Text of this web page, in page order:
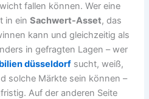
fallen können. Wer eine
in einSachwert-Asset, das
kann und gleichzeitig als
in gefragten Lagen – wer
düsseldorf sucht, weiß,
solche Märkte sein können –
Auf der anderen Seite